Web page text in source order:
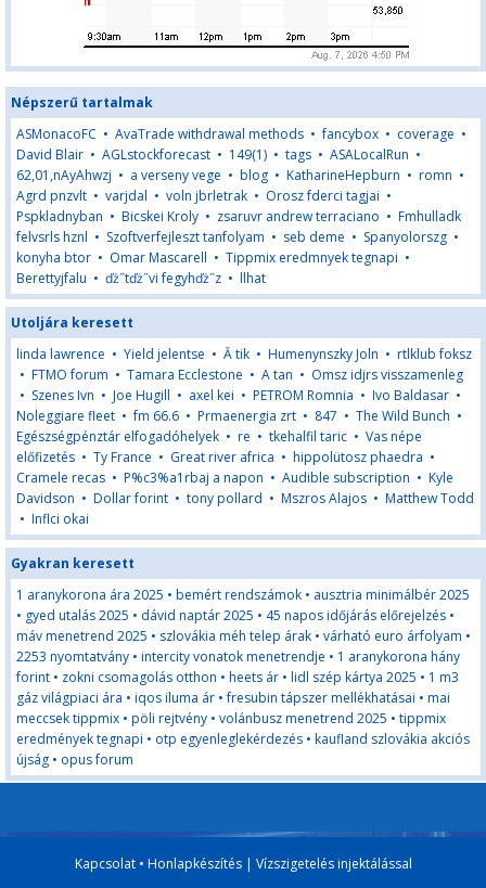
Népszerű tartalmak
ASMonacoFC • AvaTrade withdrawal methods •fancybox • coverage •
David Blair • AGLstockforecast • 149(1) • tags • ASALocalRun •
62,01,nAyAhwzj • a verseny vege • blog • KatharineHepburn • romn •
Agrd pnzvlt • varjdal • voln jbrletrak • Orosz fderci tagjai •
Pspkladnyban • Bicskei Kroly • zsaruvr andrew terraciano • Fmhulladk
felvsrls hznl • Szoftverfejleszt tanfolyam • seb deme • Spanyolorszg •
konyha btor • Omar Mascarell • Tippmix eredmnyek tegnapi •
Berettyjfalu • ďż˝tďż˝vi fegyhďż˝z • llhat
Utoljára keresett
linda lawrence • Yield jelentse • Ă tik • Humenynszky Joln • rtlklub foksz
• FTMO forum • Tamara Ecclestone • A tan • Omsz idjrs visszamenleg
• Szenes Ivn • Joe Hugill • axel kei • PETROM Romnia • Ivo Baldasar •
Noleggiare fleet •fm 66.6 • Prmaenergia zrt • 847 • The Wild Bunch •
Egészségpénztár elfogadóhelyek • re • tkehalfil taric • Vas népe
előfizetés • Ty France • Great river africa • hippolütosz phaedra •
Cramele recas • P%c3%a1rbaj a napon • Audible subscription • Kyle
Davidson • Dollar forint • tony pollard • Mszros Alajos • Matthew Todd
• Inflci okai
Gyakran keresett
1 aranykorona ára 2025 • bemért rendszámok • ausztria minimálbér 2025
• gyed utalás 2025 • dávid naptár 2025 • 45 napos időjárás előrejelzés •
máv menetrend 2025 • szlovákia méh telep árak • várható euro árfolyam •
2253 nyomtatvány • intercity vonatok menetrendje • 1 aranykorona hány
forint • zokni csomagolás otthon • heets ár • lidl szép kártya 2025 • 1 m3
gáz világpiaci ára • iqos iluma ár •fresubin tápszer mellékhatásai • mai
meccsek tippmix • pöli rejtvény • volánbusz menetrend 2025 • tippmix
eredmények tegnapi • otp egyenleglekérdezés • kaufland szlovákia akciós
újság • opus forum
Kapcsolat• Honlapkészítés| Vízszigetelés injektálással